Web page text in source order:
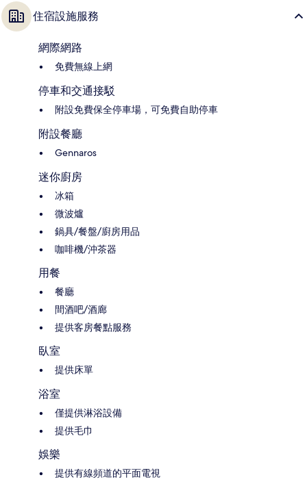
住宿設施服務
網際網路
免費無線上網
停車和交通接駁
附設免費保全停車場，可免費自助停車
附設餐廳
Gennaros
迷你廚房
冰箱
微波爐
鍋具/餐盤/廚房用品
咖啡機/沖茶器
用餐
餐廳
間酒吧/酒廊
提供客房餐點服務
臥室
提供床單
浴室
僅提供淋浴設備
提供毛巾
娛樂
提供有線頻道的平面電視